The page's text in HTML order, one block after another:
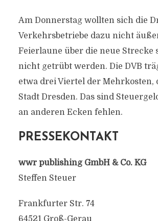
Am Donnerstag wollten sich die
Verkehrsbetriebe dazu nicht
Feierlaune über die neue Strecke
nicht getrübt werden. Die DVB
etwa drei Viertel der Mehrkosten,
Stadt Dresden. Das sind
an anderen Ecken fehlen.
PRESSEKONTAKT
wwr publishing GmbH & Co. KG
Steffen Steuer
Frankfurter Str. 74
64521 Groß-Gerau